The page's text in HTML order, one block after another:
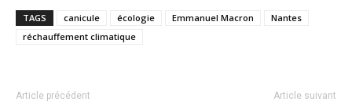
TAGS canicule écologie Emmanuel Macron
Nantes
réchauffement climatique
Article précédent Article suivant